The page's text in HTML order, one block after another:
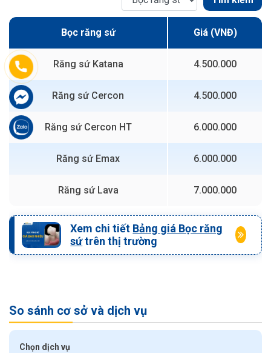
Bọc răng sứ Giá (VNĐ)
Răng sứ Katana 4.500.000
Răng sứ Cercon 4.500.000
Răng sứ Cercon HT 6.000.000
Răng sứ Emax 6.000.000
Răng sứ Lava 7.000.000
Xem chi tiết Bảng giá Bọc răng
sứtrên thị trường
So sánh cơ sở và dịch vụ
Chọn dịch vụ